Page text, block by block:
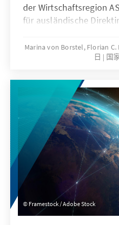
Republikaner ihre laute
Flanke kontrollieren
überparteiliche
wichtigsten Partner der
können?
der Wirtschaftsregion
für ausländische
ein unvergleichbares
von durchschnittlich 6-
im Sinne einer
Dabei kommt es
mit der Einführung des
pflichtengesetz (LkSG)
Corporate
Directive (CSDDD) nicht
wirtschaftliche
Vielmehr spielen für
verbindliche Zusagen
Einhaltung von
Sozialstandards und
Marina von Borstel, Florian C.
日
国
Framestock / Adobe Stock